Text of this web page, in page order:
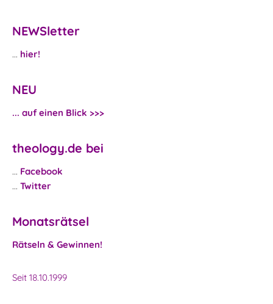
NEWSletter
... hier!
NEU
... auf einen Blick >>>
theology.de bei
... Facebook
... Twitter
Monatsrätsel
Rätseln & Gewinnen!
Seit 18.10.1999